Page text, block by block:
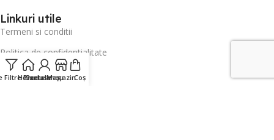
Linkuri utile
Termeni si conditii
Politica de confidentialitate
Politica Cookie - Setari
Filtre Produse
Home
Contul meu
MagazinCoș